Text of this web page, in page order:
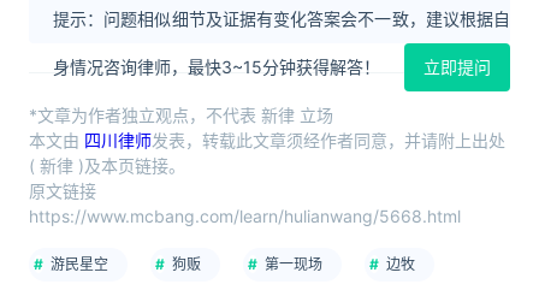
提示：问题相似细节及证据有变化答案会不一致，建议根据自
身情况咨询律师，最快3~15分钟获得解答！ 立即提问
*文章为作者独立观点，不代表 新律 立场
本文由 四川律师发表，转载此文章须经作者同意，并请附上出处
( 新律 )及本页链接。
原文链接
https://www.mcbang.com/learn/hulianwang/5668.html
游民星空 狗贩 第一现场 边牧